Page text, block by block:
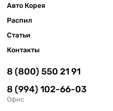
Авто Корея
Распил
Статьи
Контакты
8 (800) 550 21 91
8 (994) 102-66-03
Офис